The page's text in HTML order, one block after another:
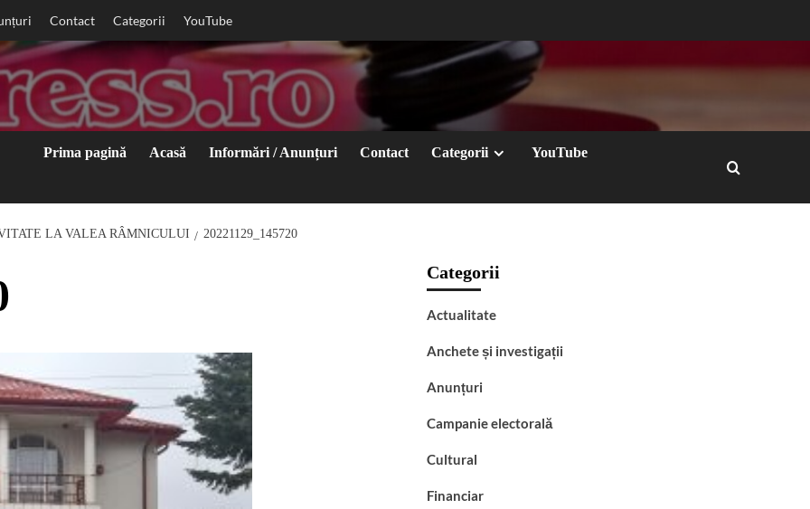
Contact Categorii YouTube
Prima pagină Acasă Informări / Anunțuri Contact Categorii YouTube
LA VALEA RÂMNICULUI 20221129_145720
Categorii
Actualitate
Anchete și investigații
Anunțuri
Campanie electorală
Cultural
Financiar